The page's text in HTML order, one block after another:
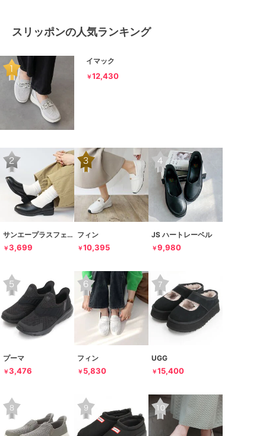
スリッポンの人気ランキング
イマック
￥12,430
サンエープラスフェミニン
￥3,699
フィン
￥10,395
JS ハートレーベル
￥9,980
プーマ
￥3,476
フィン
￥ 5,830
UGG
￥15,400